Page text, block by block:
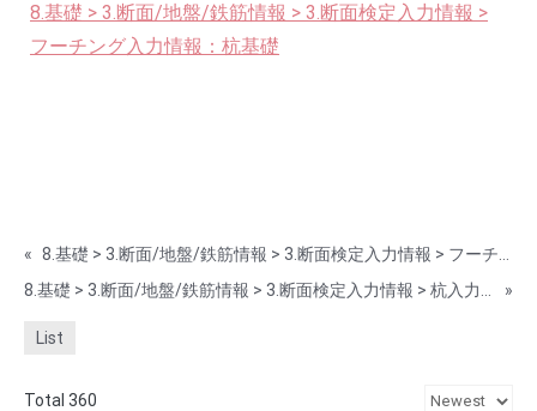
8.基礎 > 3.断面/地盤/鉄筋情報 > 3.断面検定入力情報 >
フーチング入力情報：杭基礎
«
»
List
Total 360